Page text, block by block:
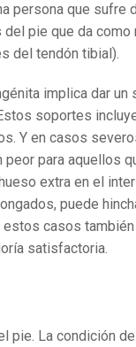
persona que sufre
pie que da como
del tendón tibial).
implica dar un
soportes
Y en casos
para aquellos
extra en el
puede
casos
satisfactoria.
pie. La condición